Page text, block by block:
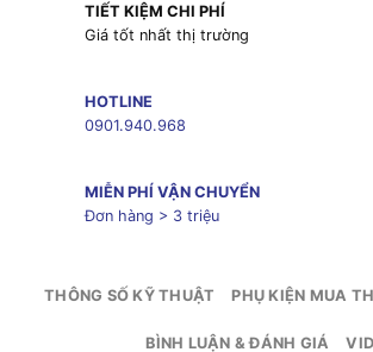
TIẾT KIỆM CHI PHÍ
Giá tốt nhất thị trường
HOTLINE
0901.940.968
MIỄN PHÍ VẬN CHUYỂN
Đơn hàng > 3 triệu
THÔNG SỐ KỸ THUẬT PHỤ KIỆN MUA
BÌNH LUẬN & ĐÁNH GIÁ